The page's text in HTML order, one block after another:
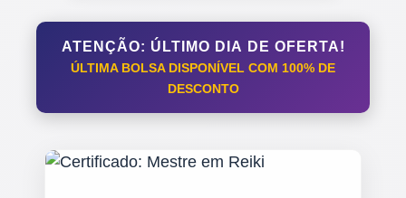
ATENÇÃO: ÚLTIMO DIA DE OFERTA!
ÚLTIMA BOLSA DISPONÍVEL COM 100% DE
DESCONTO